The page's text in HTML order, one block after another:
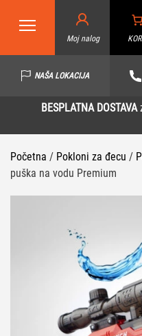
Moj nalog
NAŠA LOKACIJA
BESPLATNA DOSTAVA
Početna / Pokloni za đecu /
puška na vodu Premium